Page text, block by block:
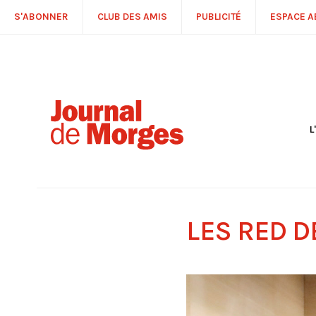
S'ABONNER CLUB DES AMIS PUBLICITÉ ESPACE
LES RED